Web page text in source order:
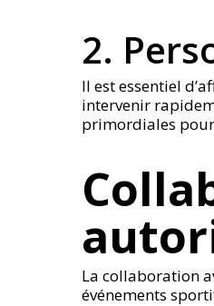
2.
Il est essentiel
intervenir
primordiales pour
La collaboration
événements